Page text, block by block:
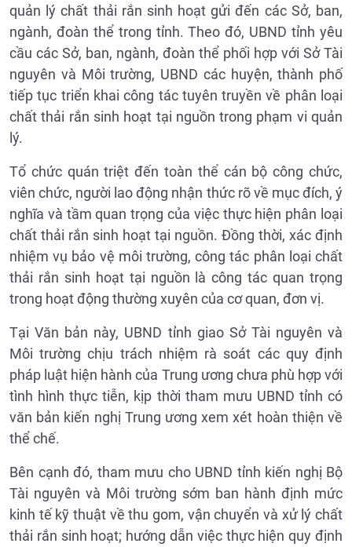
quản lý chất thải rắn sinh hoạt gửi đến các Sở, ban,
ngành, đoàn thể trong tỉnh. Theo đó, UBND tỉnh yêu
cầu các Sở, ban, ngành, đoàn thể phối hợp với Sở Tài
nguyên và Môi trường, UBND các huyện, thành phố
tiếp tục triển khai công tác tuyên truyền về phân loại
chất thải rắn sinh hoạt tại nguồn trong phạm vi quản
lý.
Tổ chức quán triệt đến toàn thể cán bộ công chức,
viên chức, người lao động nhận thức rõ về mục đích, ý
nghĩa và tầm quan trọng của việc thực hiện phân loại
chất thải rắn sinh hoạt tại nguồn. Đồng thời, xác định
nhiệm vụ bảo vệ môi trường, công tác phân loại chất
thải rắn sinh hoạt tại nguồn là công tác quan trọng
trong hoạt động thường xuyên của cơ quan, đơn vị.
Tại Văn bản này, UBND tỉnh giao Sở Tài nguyên và
Môi trường chịu trách nhiệm rà soát các quy định
pháp luật hiện hành của Trung ương chưa phù hợp với
tình hình thực tiễn, kịp thời tham mưu UBND tỉnh có
văn bản kiến nghị Trung ương xem xét hoàn thiện về
thể chế.
Bên cạnh đó, tham mưu cho UBND tỉnh kiến nghị Bộ
Tài nguyên và Môi trường sớm ban hành định mức
kinh tế kỹ thuật về thu gom, vận chuyển và xử lý chất
thải rắn sinh hoạt; hướng dẫn việc thực hiện quy định